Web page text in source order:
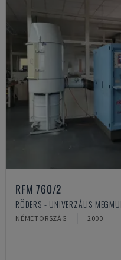
RFM 760/2
RÖDERS - UNIVERZÁLIS
NÉMETORSZÁG 2000